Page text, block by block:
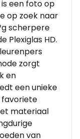
een foto op
op zoek naar
scherpere
Plexiglas HD.
zorgt
en
een unieke
favoriete
materiaal
van